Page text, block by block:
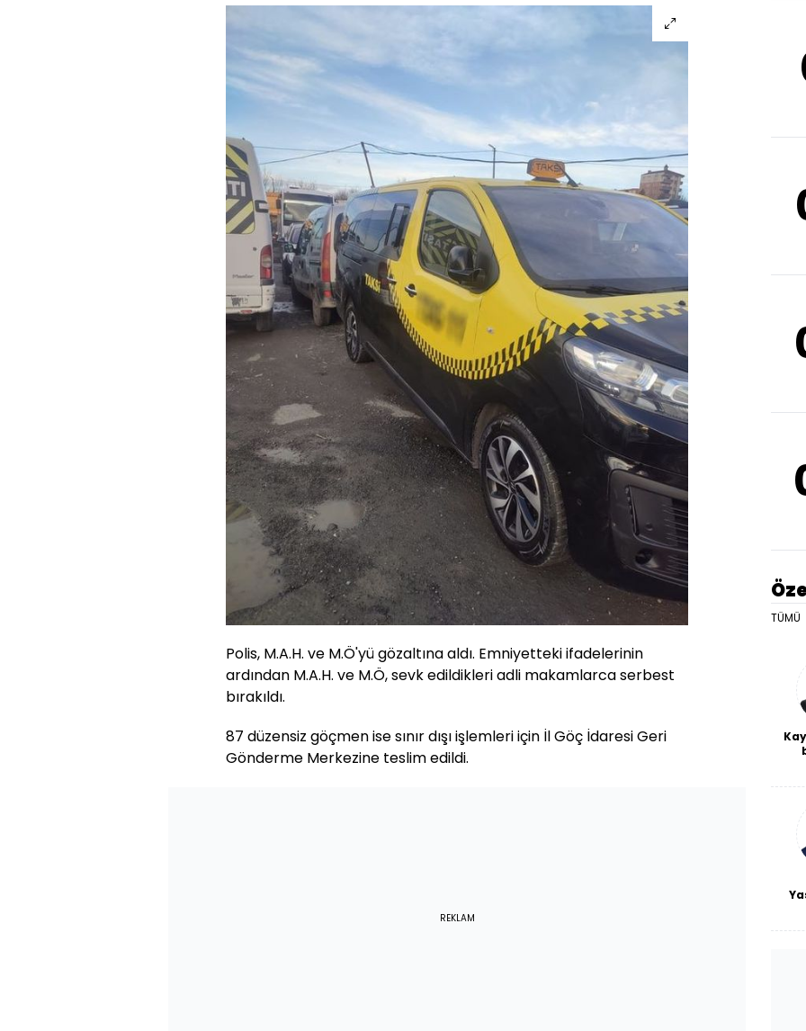
Polis, M.A.H. ve M.Ö'yü gözaltına aldı. Emniyetteki ifadelerinin
ardından M.A.H. ve M.Ö, sevk edildikleri adli makamlarca serbest
bırakıldı.
87 düzensiz göçmen ise sınır dışı işlemleri için İl Göç İdaresi Geri
Gönderme Merkezine teslim edildi.
REKLAM
TÜMÜ